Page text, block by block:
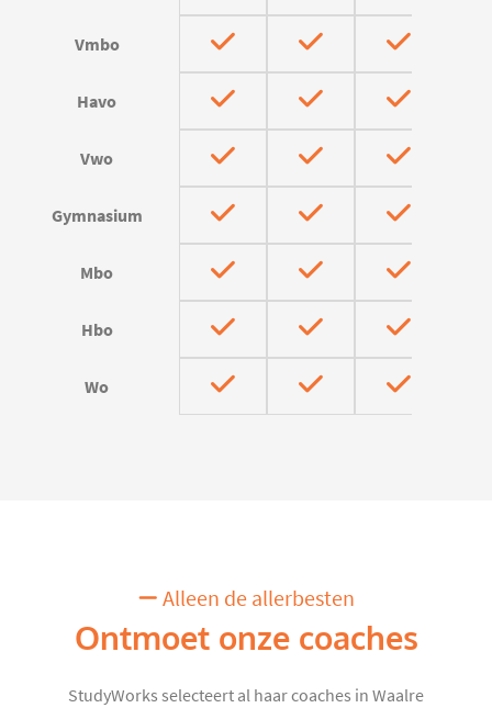
Vmbo
Havo
Vwo
Gymnasium
Mbo
Hbo
Wo
Alleen de allerbesten
Ontmoet onze coaches
StudyWorks selecteert al haar coaches in Waalre